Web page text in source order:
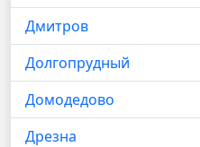
Дмитров
Долгопрудный
Домодедово
Дрезна